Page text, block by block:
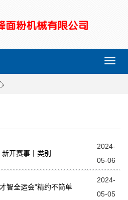
导
开赛事丨类别
2024-
05-06
智全运会”精约不简单
2024-
05-05